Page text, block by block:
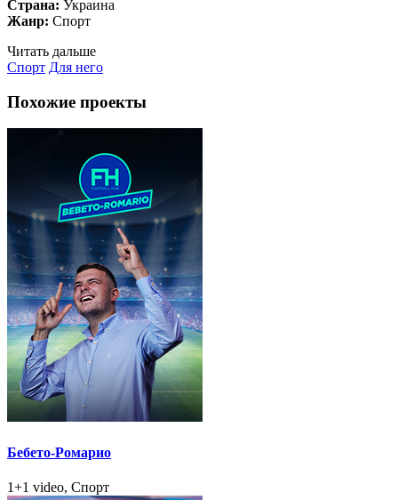
Страна: Украина
Жанр: Спорт
Читать дальше
Спорт Для него
Похожие проекты
Бебето-Ромарио
1+1 video, Спорт